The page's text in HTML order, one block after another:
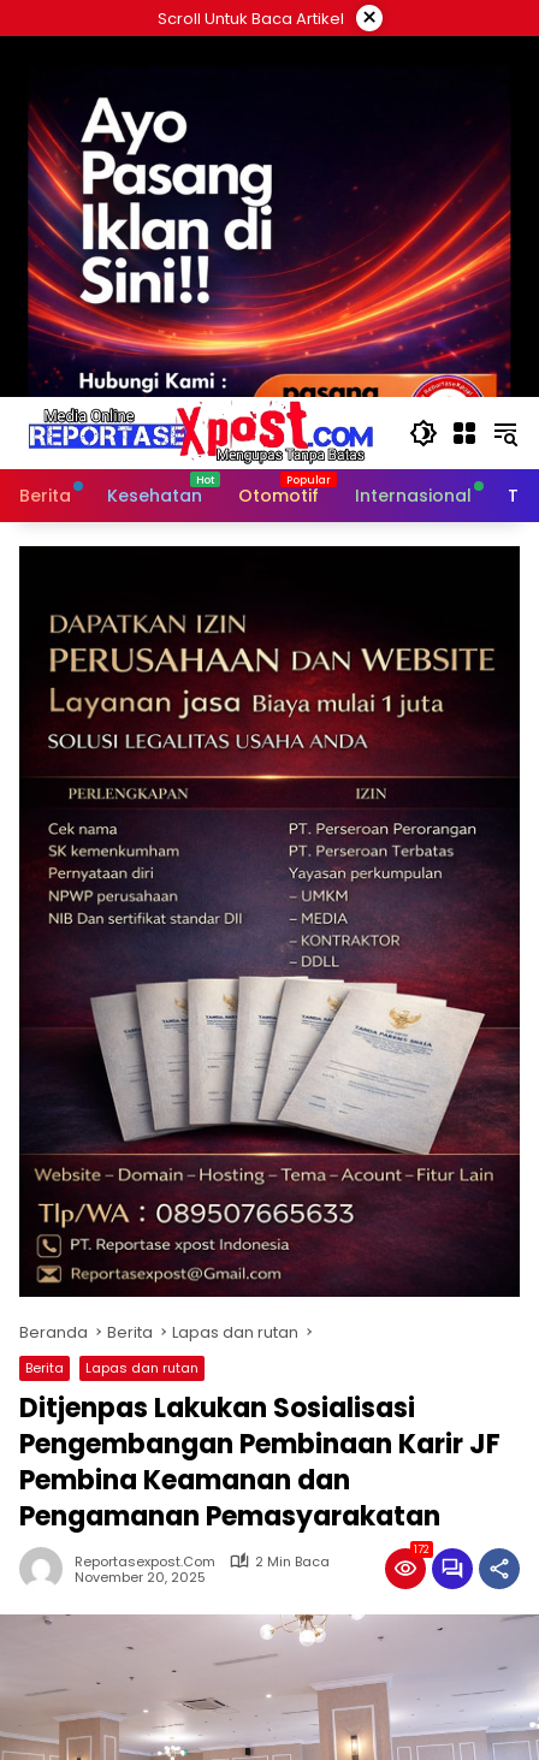
ke
Scroll Untuk Baca Artikel ×
Berita Kesehatan Otomotif Internasional
Beranda Berita Lapas dan rutan
Berita Lapas dan rutan
Ditjenpas Lakukan Sosialisasi
Pengembangan Pembinaan Karir JF
Pembina Keamanan dan
Pengamanan Pemasyarakatan
Reportasexpost.com
2 Min Baca
November 20, 2025
172